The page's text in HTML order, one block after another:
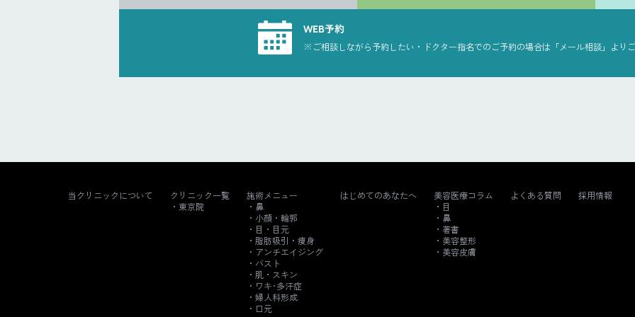
WEB予約
※ご相談しながら予約したい・ドクター指名でのご予約の場合は「メール相談」よりご
当クリニックについて
クリニック一覧
東京院
施術メニュー
鼻
小顔・輪郭
目・目元
脂肪吸引・痩身
アンチエイジング
バスト
肌・スキン
ワキ･多汗症
婦人科形成
口元
はじめてのあなたへ
美容医療コラム
目
鼻
著書
美容整形
美容皮膚
よくある質問 採用情報